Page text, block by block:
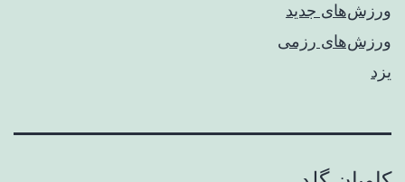
ورزش‌های جدید
ورزش‌های رزمی
یزد